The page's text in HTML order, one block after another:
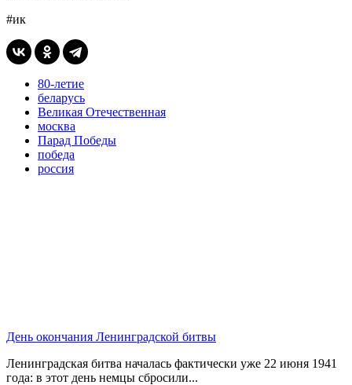
#ик
80-летие
беларусь
Великая Отечественная
москва
Парад Победы
победа
россия
День окончания Ленинградской битвы
Ленинградская битва началась фактически уже 22 июня 1941
года: в этот день немцы сбросили...